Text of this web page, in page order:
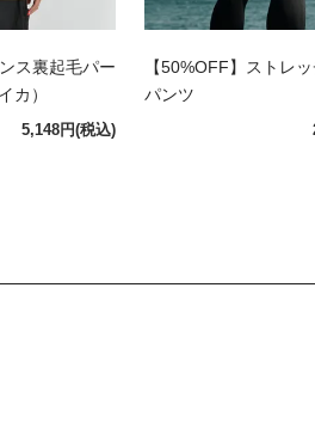
ス裏起毛パー
カ）
5,148円(税込)
【50%OFF】ストレ
パンツ